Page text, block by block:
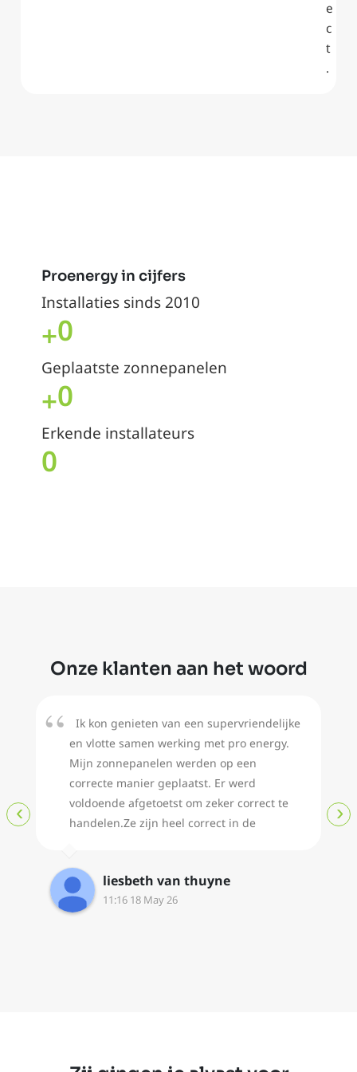
e
c
t
.
Proenergy in cijfers
Installaties sinds 2010
+0
Geplaatste zonnepanelen
+0
Erkende installateurs
0
Onze klanten aan het woord
Ik kon genieten van een supervriendelijke
en vlotte samen werking met pro energy.
Mijn zonnepanelen werden op een
correcte manier geplaatst. Er werd
voldoende afgetoetst om zeker correct te
handelen.Ze zijn heel correct in de
liesbeth van thuyne
11:16 18 May 26
‹ ›